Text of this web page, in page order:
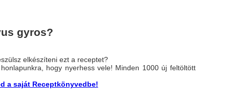
gyros?
elkészíteni ezt a receptet?
hogy nyerhess vele! Minden 1000 új feltöltött
a saját Receptkönyvedbe!